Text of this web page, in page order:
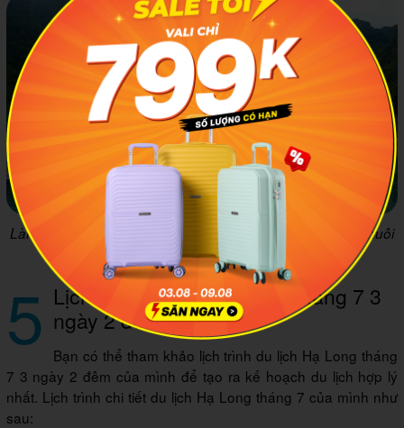
Làng chài cổ Cửa Vạn nổi bật với những căn nhà nổi, bè nuôi
hải sản. Ảnh minh họa: Picasa
5 Lịch trình du lịch Hạ Long tháng 7 3
ngày 2 đêm
Bạn có thể tham khảo lịch trình du lịch Hạ Long tháng
7 3 ngày 2 đêm của mình để tạo ra kế hoạch du lịch hợp lý
nhất. Lịch trình chi tiết du lịch Hạ Long tháng 7 của mình như
sau: